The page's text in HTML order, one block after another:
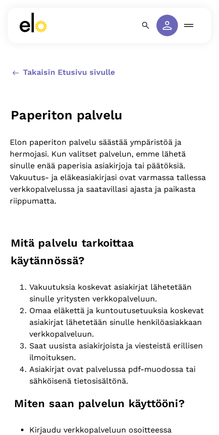
Takaisin Etusivu sivulle
Paperiton palvelu
Elon paperiton palvelu säästää ympäristöä ja
hermojasi. Kun valitset palvelun, emme lähetä
sinulle enää paperisia asiakirjoja tai päätöksiä.
Vakuutus- ja eläkeasiakirjasi ovat varmassa tallessa
verkkopalvelussa ja saatavillasi ajasta ja paikasta
riippumatta.
Mitä palvelu tarkoittaa
käytännössä?
Vakuutuksia koskevat asiakirjat lähetetään
sinulle yritysten verkkopalveluun.
Omaa eläkettä ja kuntoutusetuuksia koskevat
asiakirjat lähetetään sinulle henkilöasiakkaan
verkkopalveluun.
Saat uusista asiakirjoista ja viesteistä erillisen
ilmoituksen.
Asiakirjat ovat palvelussa pdf-muodossa tai
sähköisenä tietosisältönä.
Miten saan palvelun käyttööni?
Kirjaudu verkkopalveluun osoitteessa